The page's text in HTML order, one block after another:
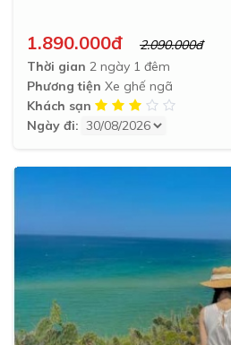
1.890.000đ
2.090.000đ
Thời gian 2 ngày 1 đêm
Phương tiện Xe ghế ngã
Khách sạn
Ngày đi: